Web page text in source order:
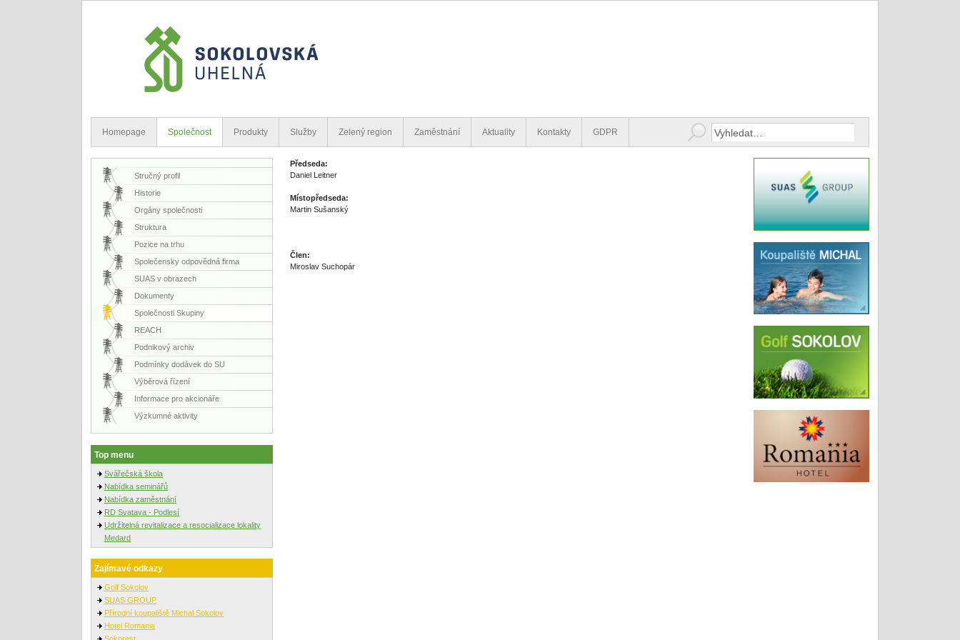
Homepage Společnost Produkty Služby Zelený region Zaměstnání Aktuality Kontakty GDPR
Stručný profil
Historie
Orgány společnosti
Struktura
Pozice na trhu
Společensky odpovědná firma
SUAS v obrazech
Dokumenty
Společnosti Skupiny
REACH
Podnikový archiv
Podmínky dodávek do SU
Výběrová řízení
Informace pro akcionáře
Výzkumné aktivity
Top menu
Svářečská škola
Nabídka seminářů
Nabídka zaměstnání
RD Svatava - Podlesí
Udržitelná revitalizace a resocializace lokality
Medard
Zajímavé odkazy
Golf Sokolov
SUAS GROUP
Přírodní koupaliště Michal Sokolov
Hotel Romania
Předseda:
Daniel Leitner
Místopředseda:
Martin Sušanský
Člen:
Miroslav Suchopár